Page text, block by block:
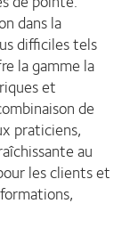
dans la
difficiles tels
la gamme la
et
de
praticiens,
au
les clients et